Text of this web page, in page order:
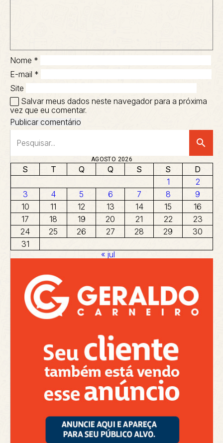
Nome *
E-mail *
Site
Salvar meus dados neste navegador para a próxima
vez que eu comentar.
search
AGOSTO 2026
S T Q Q S S
D
1
2
3
4 5 6 7 8
9
10
11 12 13 14 15
16
17
18 19 20 21 22
23
24
25 26 27 28 29
30
31
« jul